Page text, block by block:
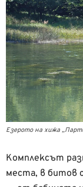
Езерото на хижа
Комплексът
места, в битов